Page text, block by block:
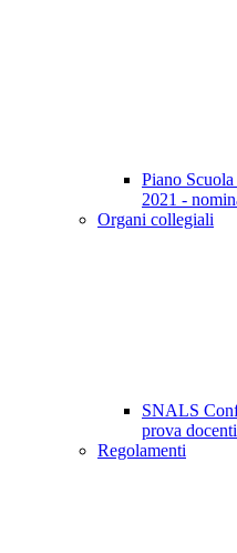
Piano Scuola
2021 -
Organi collegiali
SNALS
prova
Regolamenti